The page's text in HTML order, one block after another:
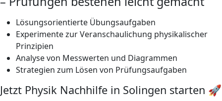
Lösungsorientierte Übungsaufgaben
Experimente zur Veranschaulichung physikalischer
Prinzipien
Analyse von Messwerten und Diagrammen
Strategien zum Lösen von Prüfungsaufgaben
Jetzt Physik Nachhilfe in Solingen starten 🚀